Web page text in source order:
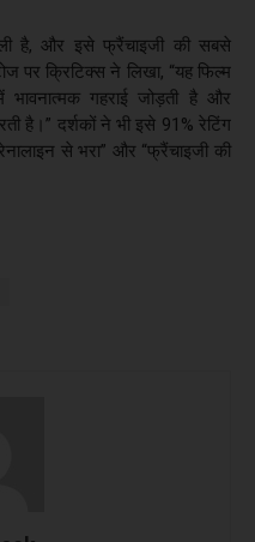
है, और इसे फ्रैंचाइजी की सबसे
पर क्रिटिक्स ने लिखा, “यह फिल्म
गहराई जोड़ती है और
है।” दर्शकों ने भी इसे 91% रेटिंग
से भरा” और “फ्रैंचाइजी की